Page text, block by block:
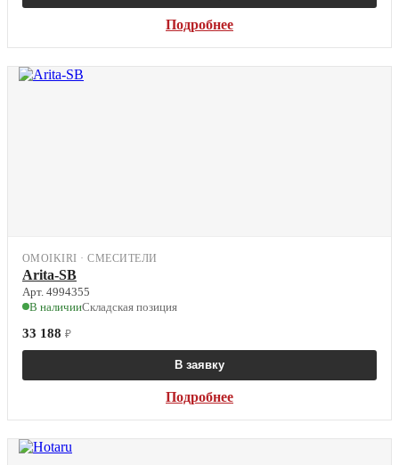
Подробнее
OMOIKIRI · СМЕСИТЕЛИ
Arita-SB
Арт. 4994355
В наличииСкладская позиция
33 188 ₽
В заявку
Подробнее